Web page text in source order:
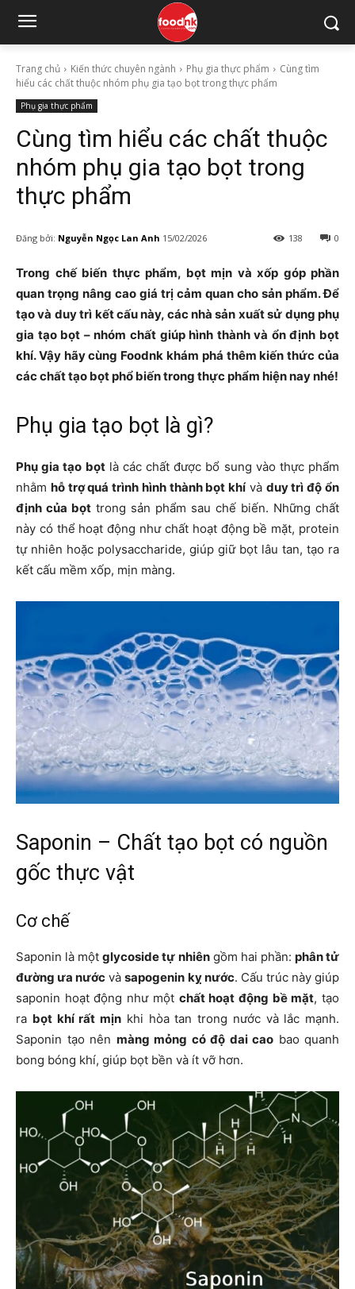
Trang chủ Kiến thức chuyên ngành Phụ gia thực phẩm
Cùng tìm
hiểu các chất thuộc nhóm phụ gia tạo bọt trong thực phẩm
Phụ gia thực phẩm
Cùng tìm hiểu các chất thuộc
nhóm phụ gia tạo bọt trong
thực phẩm
Đăng bởi: Nguyễn Ngọc Lan Anh 15/02/2026 0
138
Trong chế biến thực phẩm, bọt mịn và xốp góp phần
quan trọng nâng cao giá trị cảm quan cho sản phẩm. Để
tạo và duy trì kết cấu này, các nhà sản xuất sử dụng phụ
gia tạo bọt – nhóm chất giúp hình thành và ổn định bọt
khí. Vậy hãy cùng Foodnk khám phá thêm kiến thức của
các chất tạo bọt phổ biến trong thực phẩm hiện nay nhé!
Phụ gia tạo bọt là gì?
Phụ gia tạo bọtlà các chất được bổ sung vào thực phẩm
nhằm hỗ trợ quá trình hình thành bọt khívà duy trì độ ổn
định của bọt trong sản phẩm sau chế biến. Những chất
này có thể hoạt động như chất hoạt động bề mặt, protein
tự nhiên hoặc polysaccharide, giúp giữ bọt lâu tan, tạo ra
kết cấu mềm xốp, mịn màng.
Saponin – Chất tạo bọt có nguồn
gốc thực vật
Cơ chế
Saponin là mộtglycoside tự nhiêngồm hai phần: phân tử
đường ưa nước vàsapogenin kỵ nước. Cấu trúc này giúp
saponin hoạt động như một chất hoạt động bề mặt, tạo
ra bọt khí rất mịn khi hòa tan trong nước và lắc mạnh.
Saponin tạo nên màng mỏng có độ dai cao bao quanh
bong bóng khí, giúp bọt bền và ít vỡ hơn.